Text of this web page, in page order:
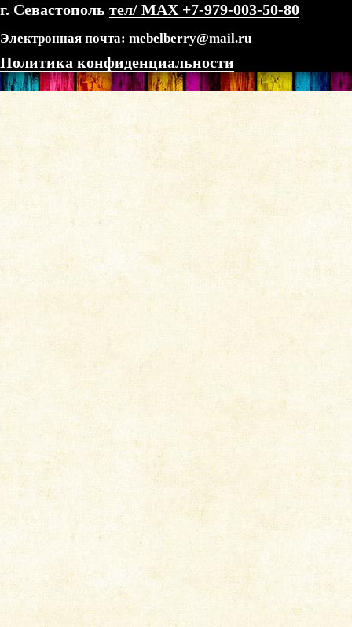
г. Севастополь тел/ МАХ +7-979-003-50-80
Электронная почта: mebelberry@mail.ru
Политика конфиденциальности